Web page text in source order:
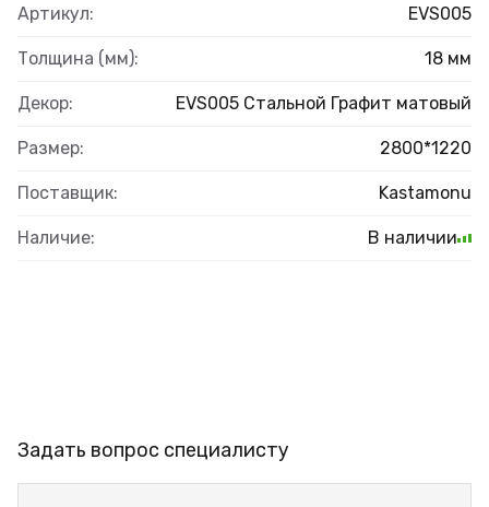
Артикул: EVS005
Толщина (мм): 18 мм
Декор: EVS005 Стальной Графит матовый
Размер: 2800*1220
Поставщик: Kastamonu
Наличие: В наличии
Задать вопрос специалисту